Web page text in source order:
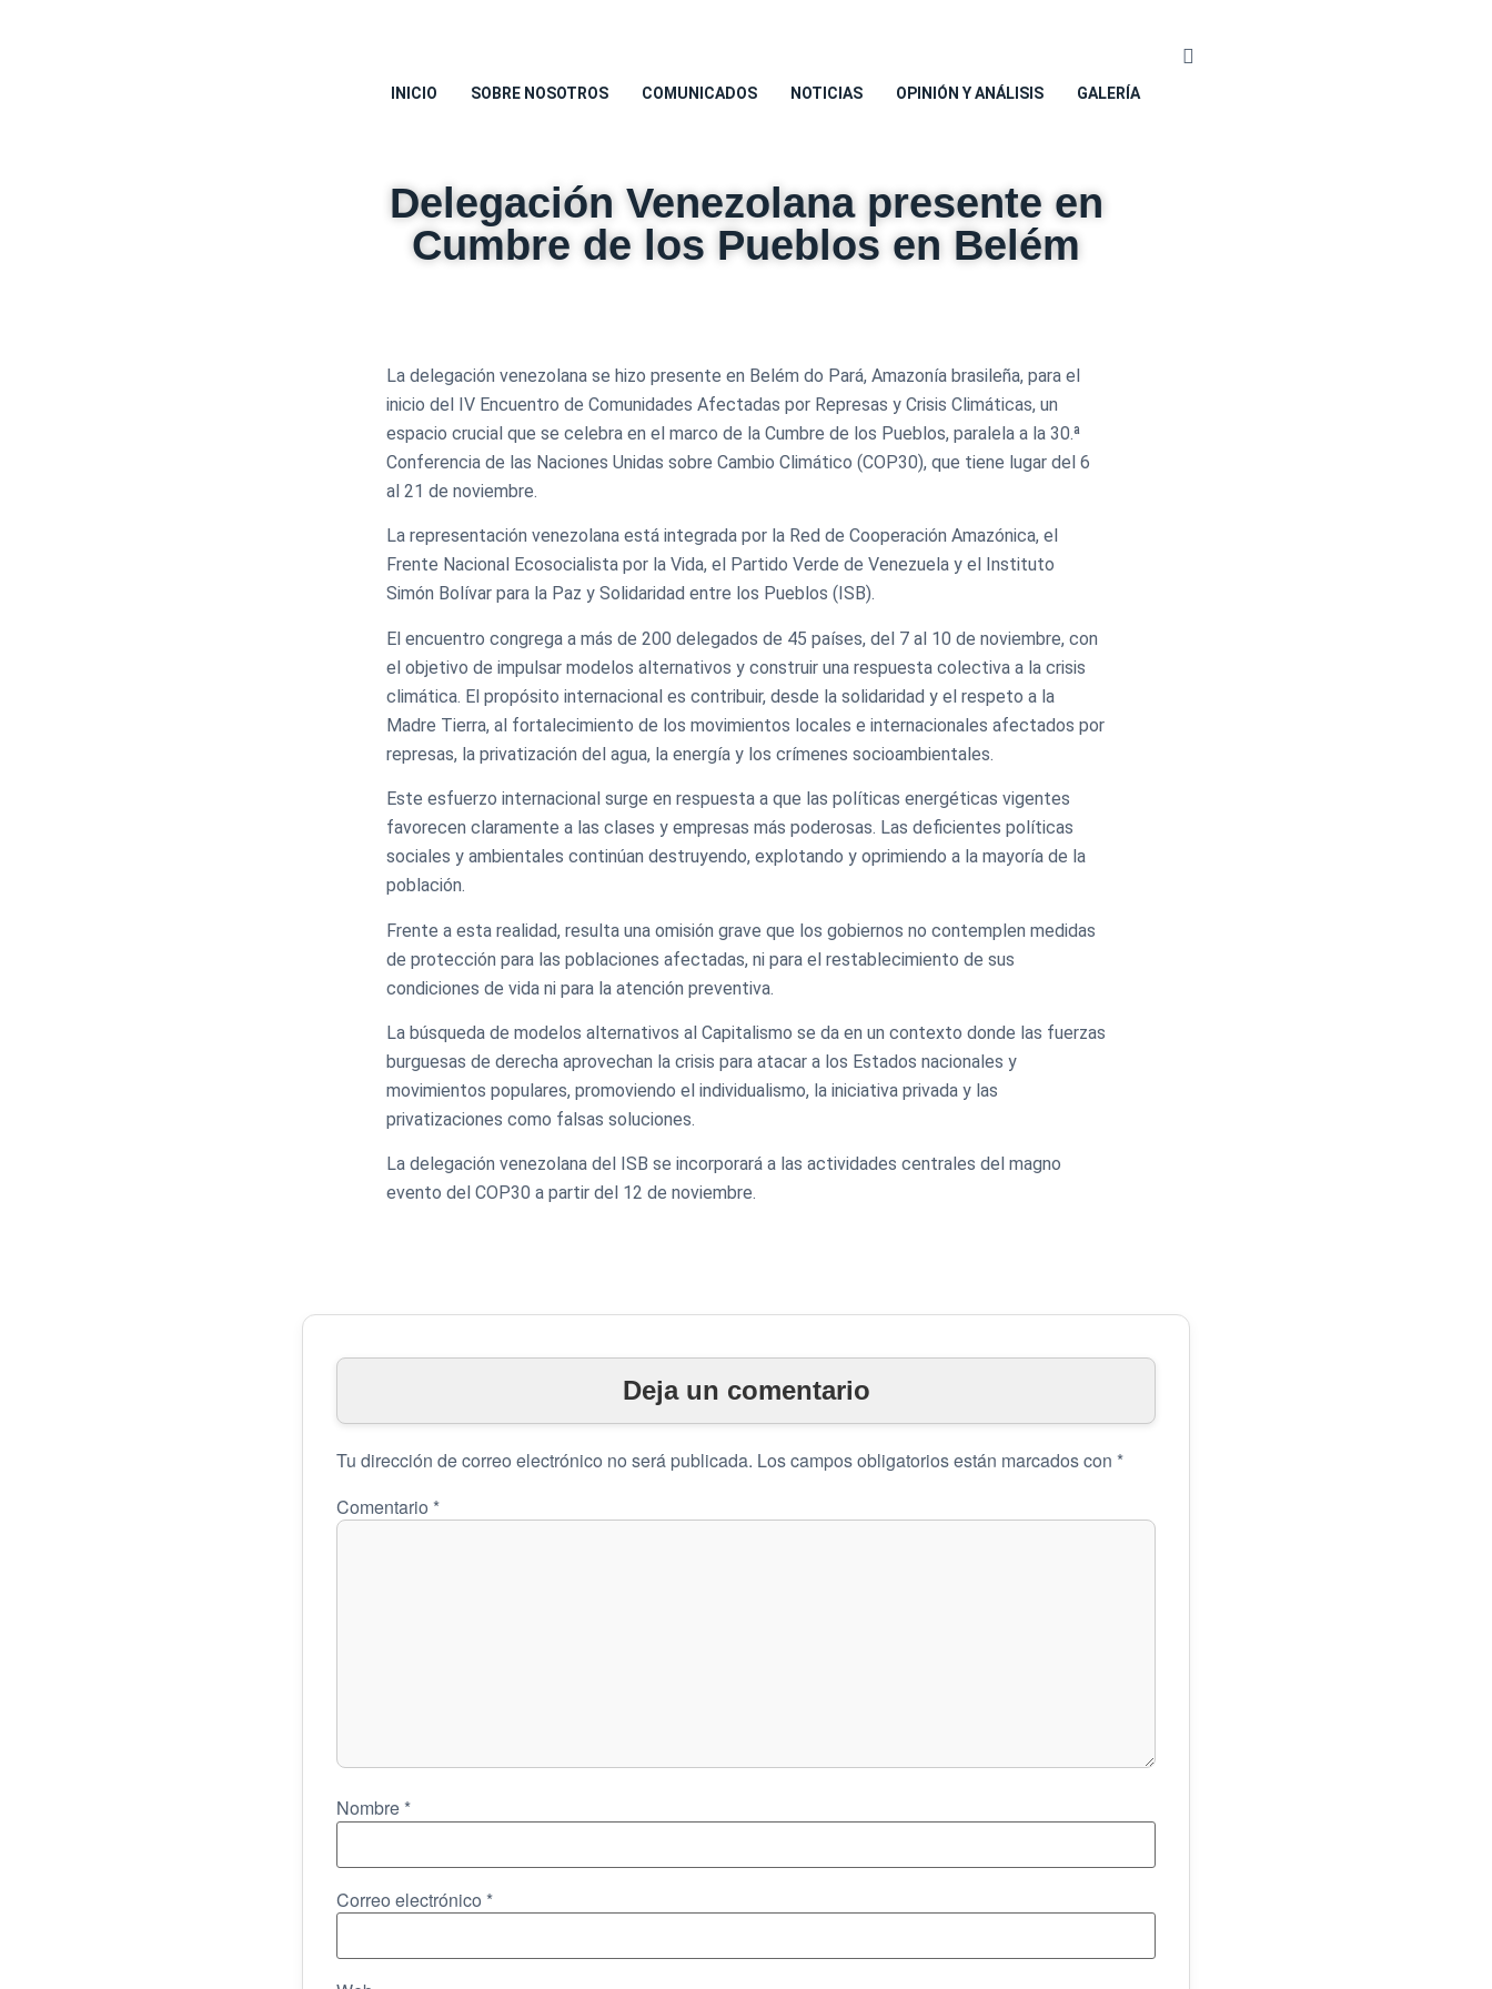
INICIO SOBRE NOSOTROS COMUNICADOS NOTICIAS OPINIÓN Y ANÁLISIS GALERÍA
Delegación Venezolana presente en
Cumbre de los Pueblos en Belém
La delegación venezolana se hizo presente en Belém do Pará, Amazonía brasileña, para el
inicio del IV Encuentro de Comunidades Afectadas por Represas y Crisis Climáticas, un
espacio crucial que se celebra en el marco de la Cumbre de los Pueblos, paralela a la 30.ª
Conferencia de las Naciones Unidas sobre Cambio Climático (COP30), que tiene lugar del 6
al 21 de noviembre.
La representación venezolana está integrada por la Red de Cooperación Amazónica, el
Frente Nacional Ecosocialista por la Vida, el Partido Verde de Venezuela y el Instituto
Simón Bolívar para la Paz y Solidaridad entre los Pueblos (ISB).
El encuentro congrega a más de 200 delegados de 45 países, del 7 al 10 de noviembre, con
el objetivo de impulsar modelos alternativos y construir una respuesta colectiva a la crisis
climática. El propósito internacional es contribuir, desde la solidaridad y el respeto a la
Madre Tierra, al fortalecimiento de los movimientos locales e internacionales afectados por
represas, la privatización del agua, la energía y los crímenes socioambientales.
Este esfuerzo internacional surge en respuesta a que las políticas energéticas vigentes
favorecen claramente a las clases y empresas más poderosas. Las deficientes políticas
sociales y ambientales continúan destruyendo, explotando y oprimiendo a la mayoría de la
población.
Frente a esta realidad, resulta una omisión grave que los gobiernos no contemplen medidas
de protección para las poblaciones afectadas, ni para el restablecimiento de sus
condiciones de vida ni para la atención preventiva.
La búsqueda de modelos alternativos al Capitalismo se da en un contexto donde las fuerzas
burguesas de derecha aprovechan la crisis para atacar a los Estados nacionales y
movimientos populares, promoviendo el individualismo, la iniciativa privada y las
privatizaciones como falsas soluciones.
La delegación venezolana del ISB se incorporará a las actividades centrales del magno
evento del COP30 a partir del 12 de noviembre.
Deja un comentario
Tu dirección de correo electrónico no será publicada. Los campos obligatorios están marcados con *
Comentario *
Nombre *
Correo electrónico *